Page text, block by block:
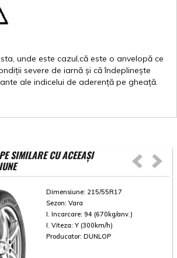
, unde este cazul,că este o anvelopă ce
severe de iarnă și că îndeplinește
ale indicelui de aderență pe gheață.
SIMILARE CU ACEEAȘI
Dimensiune: 215/55R17
Sezon: Vara
I. Incarcare: 94 (670kg/anv.)
I. Viteza: Y (300km/h)
Producator: DUNLOP